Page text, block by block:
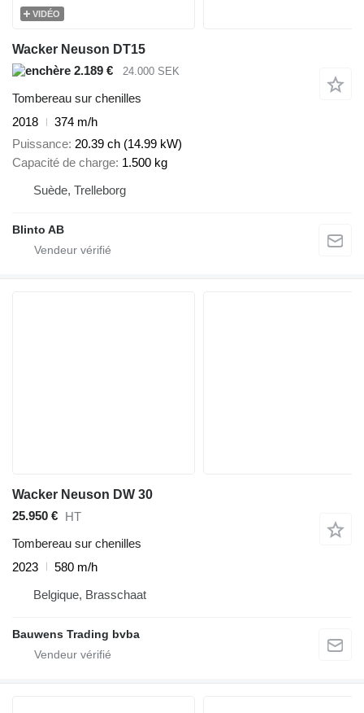
VIDÉO
Wacker Neuson DT15
2.189 €
24.000 SEK
Tombereau sur chenilles
2018
374 m/h
Puissance 20.39 ch (14.99 kW)
Capacité de charge 1.500 kg
Suède, Trelleborg
Blinto AB
Wacker Neuson DW 30
25.950 € HT
Tombereau sur chenilles
2023
580 m/h
Belgique, Brasschaat
Bauwens Trading bvba